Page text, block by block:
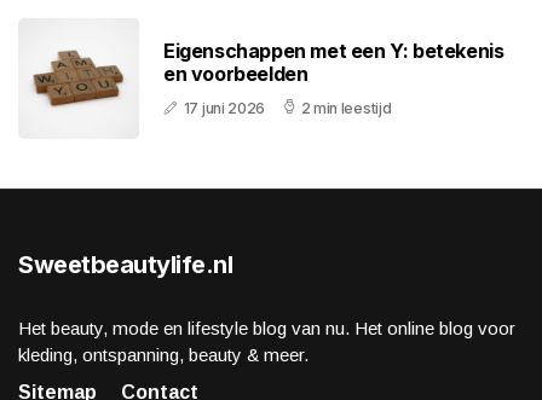
Eigenschappen met een Y: betekenis
en voorbeelden
17 juni 2026 2 min leestijd
Sweetbeautylife.nl
Het beauty, mode en lifestyle blog van nu. Het online blog voor
kleding, ontspanning, beauty & meer.
Sitemap
Contact